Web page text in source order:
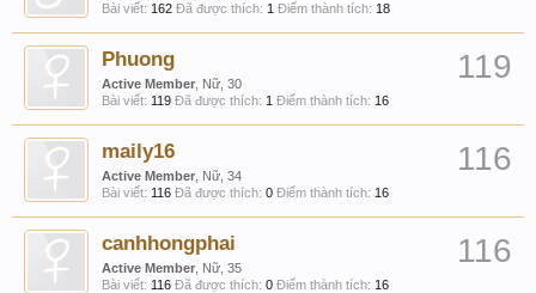
Bài viết: 162 Đã được thích: 1 Điểm thành tích: 18
119
Phuong
Active Member , Nữ, 30
Bài viết: 119 Đã được thích: 1 Điểm thành tích: 16
116
maily16
Active Member , Nữ, 34
Bài viết: 116 Đã được thích: 0 Điểm thành tích: 16
116
canhhongphai
Active Member , Nữ, 35
Bài viết: 116 Đã được thích: 0 Điểm thành tích: 16